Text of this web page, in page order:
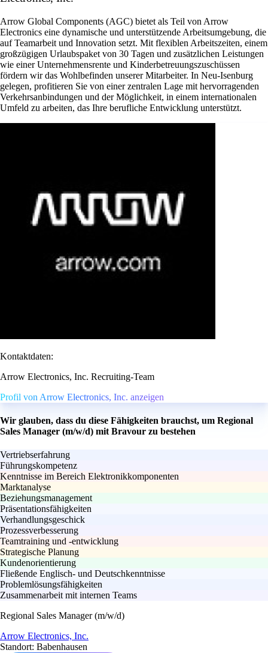
Arrow Global Components (AGC) bietet als Teil von Arrow
Electronics eine dynamische und unterstützende Arbeitsumgebung, die
auf Teamarbeit und Innovation setzt. Mit flexiblen Arbeitszeiten, einem
großzügigen Urlaubspaket von 30 Tagen und zusätzlichen Leistungen
wie einer Unternehmensrente und Kinderbetreuungszuschüssen
fördern wir das Wohlbefinden unserer Mitarbeiter. In Neu-Isenburg
gelegen, profitieren Sie von einer zentralen Lage mit hervorragenden
Verkehrsanbindungen und der Möglichkeit, in einem internationalen
Umfeld zu arbeiten, das Ihre berufliche Entwicklung unterstützt.
Kontaktdaten:
Arrow Electronics, Inc. Recruiting-Team
Profil von Arrow Electronics, Inc. anzeigen
Wir glauben, dass du diese Fähigkeiten brauchst, um Regional
Sales Manager (m/w/d) mit Bravour zu bestehen
Vertriebserfahrung
Führungskompetenz
Kenntnisse im Bereich Elektronikkomponenten
Marktanalyse
Beziehungsmanagement
Präsentationsfähigkeiten
Verhandlungsgeschick
Prozessverbesserung
Teamtraining und -entwicklung
Strategische Planung
Kundenorientierung
Fließende Englisch- und Deutschkenntnisse
Problemlösungsfähigkeiten
Zusammenarbeit mit internen Teams
Regional Sales Manager (m/w/d)
Arrow Electronics, Inc.
Standort: Babenhausen